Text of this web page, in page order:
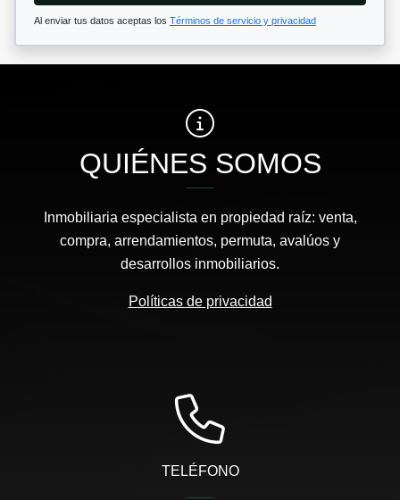
Al enviar tus datos aceptas los Términos de servicio y privacidad
QUIÉNES SOMOS
Inmobiliaria especialista en propiedad raíz: venta,
compra, arrendamientos, permuta, avalúos y
desarrollos inmobiliarios.
Políticas de privacidad
TELÉFONO